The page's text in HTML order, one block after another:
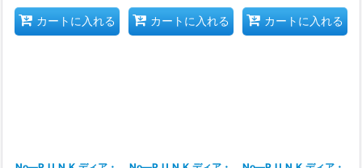
カートに入れる カートに入れる カートに入れる